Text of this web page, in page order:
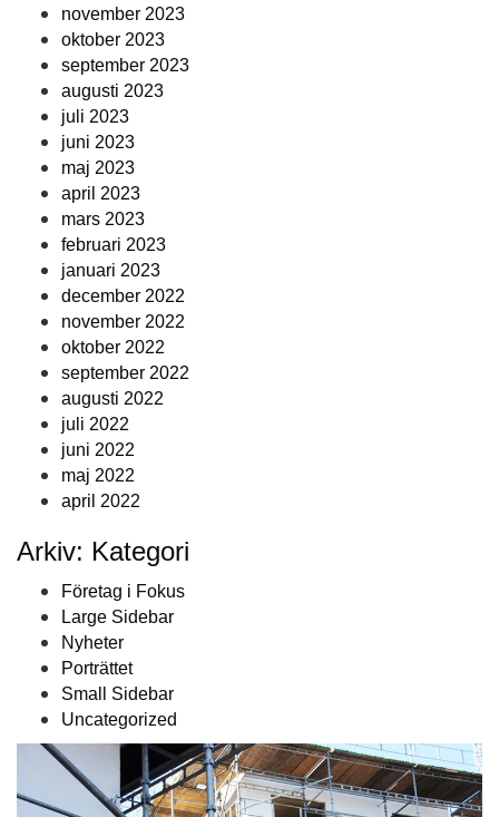
november 2023
oktober 2023
september 2023
augusti 2023
juli 2023
juni 2023
maj 2023
april 2023
mars 2023
februari 2023
januari 2023
december 2022
november 2022
oktober 2022
september 2022
augusti 2022
juli 2022
juni 2022
maj 2022
april 2022
Arkiv: Kategori
Företag i Fokus
Large Sidebar
Nyheter
Porträttet
Small Sidebar
Uncategorized